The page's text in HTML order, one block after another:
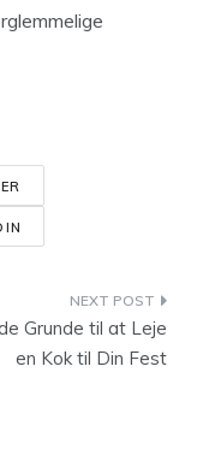
Grunde til at Leje
en Kok til Din Fest